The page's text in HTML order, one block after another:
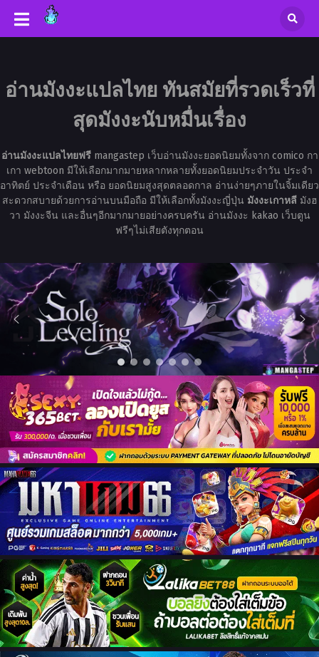
อ่านมังงะแปลไทย ทันสมัยที่รวดเร็วที่
สุดมังงะนับหมื่นเรื่อง
อ่านมังงะแปลไทยฟรีmangastep เว็บอ่านมังงะยอดนิยมทั้งจาก comico กา
เกา webtoon มีให้เลือกมากมายหลากหลายทั้งยอดนิยมประจำวัน ประจำ
อาทิตย์ ประจำเดือน หรือ ยอดนิยมสูงสุดตลอดกาล อ่านง่ายๆภายในจิ้มเดียว
สะดวกสบายด้วยการอ่านบนมือถือ มีให้เลือกทั้งมังงะญี่ปุ่น มังงะเกาหลีมังฮ
วา มังงะจีน และอื่นๆอีกมากมายอย่างครบครัน อ่านมังงะ kakao เว็บตูน
ฟรีๆไม่เสียตังทุกตอน